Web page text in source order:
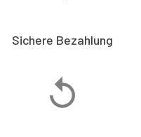
Sichere Bezahlung